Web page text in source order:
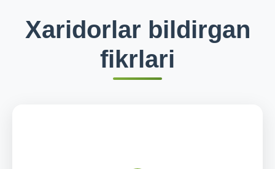
Xaridorlar bildirgan
fikrlari